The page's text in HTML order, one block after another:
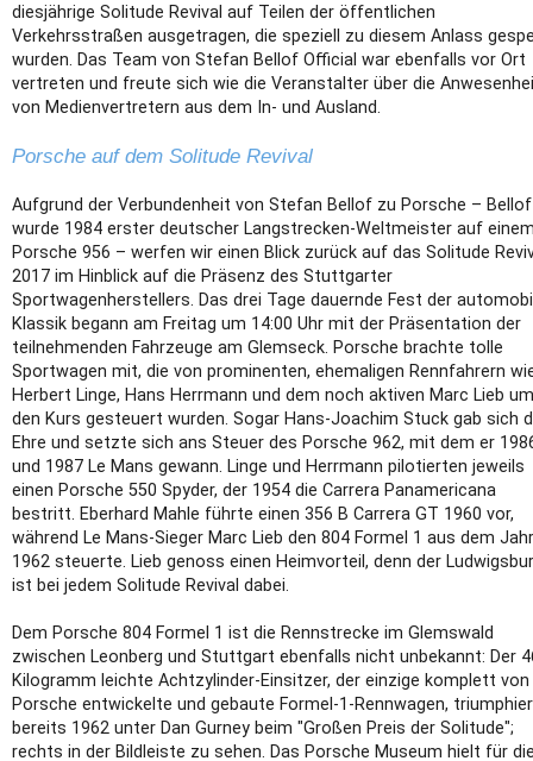
diesjährige Solitude Revival auf Teilen der öffentlichen
Verkehrsstraßen ausgetragen, die speziell zu diesem Anlass
wurden. Das Team von Stefan Bellof Official war ebenfalls vor Ort
vertreten und freute sich wie die Veranstalter über die
von Medienvertretern aus dem In- und Ausland.
Porsche auf dem Solitude Revival
Aufgrund der Verbundenheit von Stefan Bellof zu Porsche – Bellof
wurde 1984 erster deutscher Langstrecken-Weltmeister auf
Porsche 956 – werfen wir einen Blick zurück auf das Solitude
2017 im Hinblick auf die Präsenz des Stuttgarter
Sportwagenherstellers. Das drei Tage dauernde Fest der
Klassik begann am Freitag um 14:00 Uhr mit der Präsentation der
teilnehmenden Fahrzeuge am Glemseck. Porsche brachte tolle
Sportwagen mit, die von prominenten, ehemaligen Rennfahrern
Herbert Linge, Hans Herrmann und dem noch aktiven Marc Lieb um
den Kurs gesteuert wurden. Sogar Hans-Joachim Stuck gab sich
Ehre und setzte sich ans Steuer des Porsche 962, mit dem er
und 1987 Le Mans gewann. Linge und Herrmann pilotierten jeweils
einen Porsche 550 Spyder, der 1954 die Carrera Panamericana
bestritt. Eberhard Mahle führte einen 356 B Carrera GT 1960 vor,
während Le Mans-Sieger Marc Lieb den 804 Formel 1 aus dem Jahr
1962 steuerte. Lieb genoss einen Heimvorteil, denn der
ist bei jedem Solitude Revival dabei.
Dem Porsche 804 Formel 1 ist die Rennstrecke im Glemswald
zwischen Leonberg und Stuttgart ebenfalls nicht unbekannt: Der
Kilogramm leichte Achtzylinder-Einsitzer, der einzige komplett von
Porsche entwickelte und gebaute Formel-1-Rennwagen,
bereits 1962 unter Dan Gurney beim "Großen Preis der Solitude";
rechts in der Bildleiste zu sehen. Das Porsche Museum hielt für